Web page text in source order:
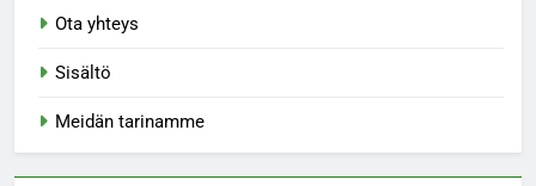
Ota yhteys
Sisältö
Meidän tarinamme